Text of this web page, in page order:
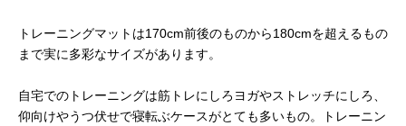
トレーニングマットは170cm前後のものから180cmを超えるもの
まで実に多彩なサイズがあります。
自宅でのトレーニングは筋トレにしろヨガやストレッチにしろ、
仰向けやうつ伏せで寝転ぶケースがとても多いもの。トレーニン